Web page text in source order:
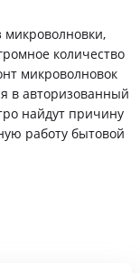
количество
микроволновок
в авторизованный
найдут причину
работу бытовой